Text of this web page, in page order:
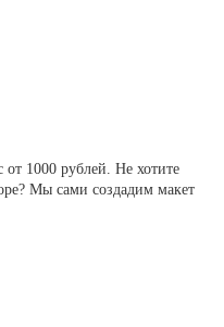
от 1000 рублей. Не хотите
Мы сами создадим макет